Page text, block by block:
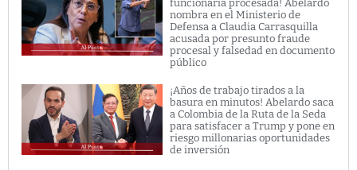
funcionaria procesada! Abelardo
nombra en el Ministerio de
Defensa a Claudia Carrasquilla
acusada por presunto fraude
procesal y falsedad en documento
público
¡Años de trabajo tirados a la
basura en minutos! Abelardo saca
a Colombia de la Ruta de la Seda
para satisfacer a Trump y pone en
riesgo millonarias oportunidades
de inversión